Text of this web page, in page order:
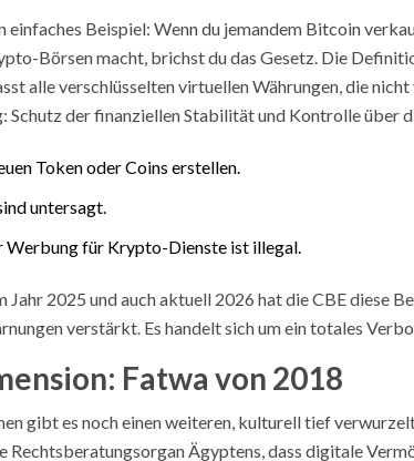
einfaches Beispiel: Wenn du jemandem Bitcoin
Börsen macht, brichst du das Gesetz. Die
alle verschlüsselten virtuellen Währungen, die
Schutz der finanziellen Stabilität und Kontrolle über
Token oder Coins erstellen.
untersagt.
für Krypto-Dienste ist illegal.
Jahr 2025 und auch aktuell 2026 hat die CBE diese
verstärkt. Es handelt sich um ein totales
Fatwa von 2018
gibt es noch einen weiteren, kulturell tief
Rechtsberatungsorgan Ägyptens, dass digitale